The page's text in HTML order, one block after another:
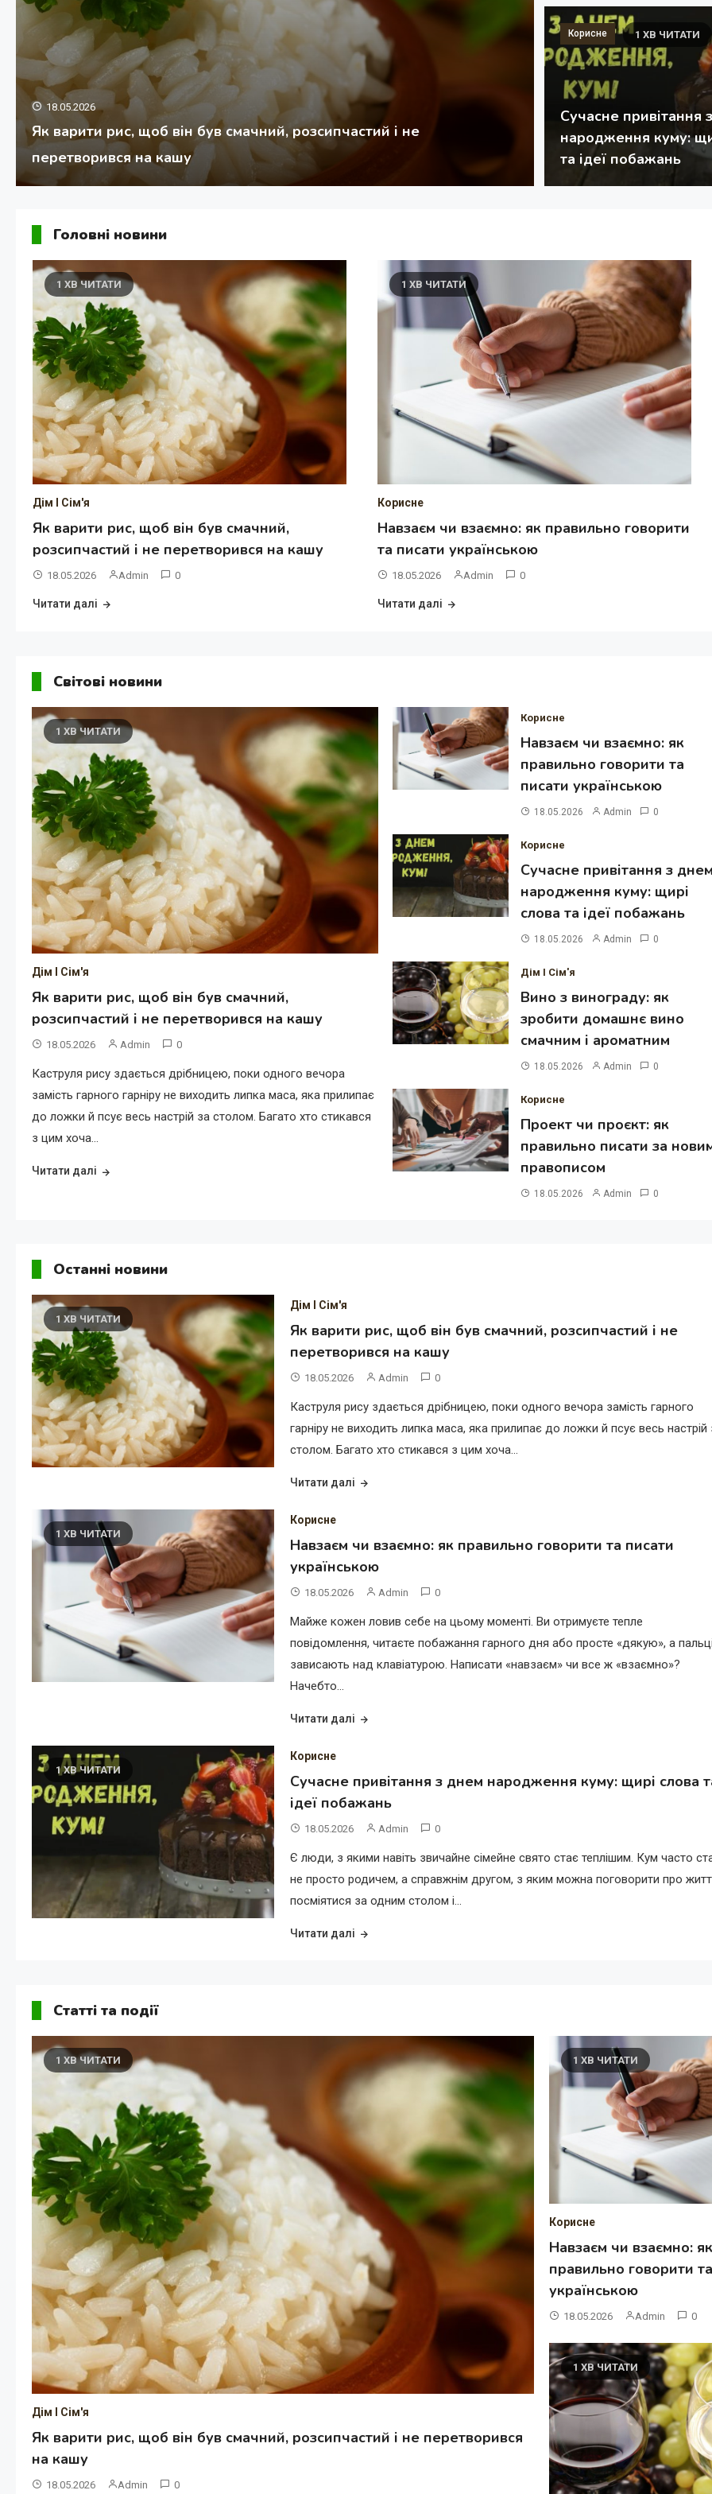
18.05.2026
Навзаєм чи взаємно: як правильно говорити та писати українською
Сучасне
побажань
Корисне 1 ХВ ЧИТАТИ
Сучасне привітання
народження куму:
та ідеї побажань
Головні новини
1 ХВ ЧИТАТИ
Дім І Сім'я
Як варити рис, щоб він був смачний,
розсипчастий і не перетворився на кашу
18.05.2026 Admin 0
Читати далі
1 ХВ ЧИТАТИ
Корисне
Навзаєм чи взаємно: як правильно говорити
та писати українською
18.05.2026 Admin 0
Читати далі
Світові новини
1 ХВ ЧИТАТИ
Дім І Сім'я
Як варити рис, щоб він був смачний,
розсипчастий і не перетворився на кашу
18.05.2026 Admin 0
Каструля рису здається дрібницею, поки одного вечора
замість гарного гарніру не виходить липка маса, яка прилипає
до ложки й псує весь настрій за столом. Багато хто стикався
з цим хоча…
Читати далі
Корисне
Навзаєм чи взаємно: як
правильно говорити та
писати українською
18.05.2026 Admin 0
Корисне
Сучасне привітання з
народження куму: щирі
слова та ідеї побажань
18.05.2026 Admin 0
Дім І Сім'я
Вино з винограду: як
зробити домашнє вино
смачним і ароматним
18.05.2026 Admin 0
Корисне
Проект чи проєкт: як
правильно писати за
правописом
18.05.2026 Admin 0
Останні новини
1 ХВ ЧИТАТИ
Дім І Сім'я
Як варити рис, щоб він був смачний, розсипчастий і не
перетворився на кашу
18.05.2026 Admin 0
Каструля рису здається дрібницею, поки одного вечора замість гарного
гарніру не виходить липка маса, яка прилипає до ложки й псує весь настрій
столом. Багато хто стикався з цим хоча…
Читати далі
1 ХВ ЧИТАТИ
Корисне
Навзаєм чи взаємно: як правильно говорити та писати
українською
18.05.2026 Admin 0
Майже кожен ловив себе на цьому моменті. Ви отримуєте тепле
повідомлення, читаєте побажання гарного дня або просте «дякую», а
зависають над клавіатурою. Написати «навзаєм» чи все ж «взаємно»?
Начебто…
Читати далі
1 ХВ ЧИТАТИ
Корисне
Сучасне привітання з днем народження куму: щирі слова
ідеї побажань
18.05.2026 Admin 0
Є люди, з якими навіть звичайне сімейне свято стає теплішим. Кум часто
не просто родичем, а справжнім другом, з яким можна поговорити про
посміятися за одним столом і…
Читати далі
Статті та події
1 ХВ ЧИТАТИ
Дім І Сім'я
Як варити рис, щоб він був смачний, розсипчастий і не перетворився
на кашу
18.05.2026 Admin 0
1 ХВ ЧИТАТИ
Корисне
Навзаєм чи взаємно: як
правильно говорити
українською
18.05.2026 Admin 0
1 ХВ ЧИТАТИ